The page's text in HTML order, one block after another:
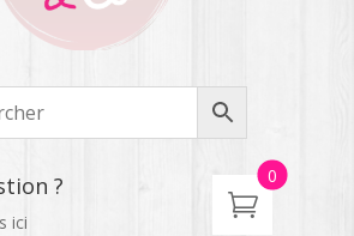
?
ici
0